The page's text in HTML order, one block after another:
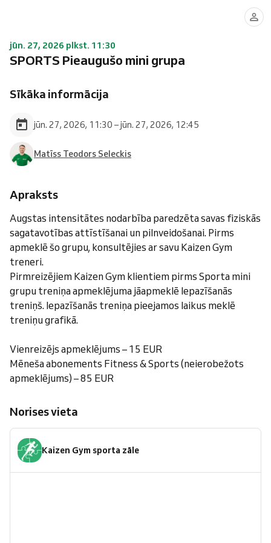
jūn. 27, 2026 plkst. 11:30
SPORTS Pieaugušo mini grupa
Sīkāka informācija
jūn. 27, 2026, 11:30 – jūn. 27, 2026, 12:45
Matīss Teodors Seleckis
Apraksts
Augstas intensitātes nodarbība paredzēta savas fiziskās
sagatavotības attīstīšanai un pilnveidošanai. Pirms
apmeklē šo grupu, konsultējies ar savu Kaizen Gym
treneri.
Pirmreizējiem Kaizen Gym klientiem pirms Sporta mini
grupu treniņa apmeklējuma jāapmeklē Iepazīšanās
treniņš. Iepazīšanās treniņa pieejamos laikus meklē
treniņu grafikā.
Vienreizējs apmeklējums – 15 EUR
Mēneša abonements Fitness & Sports (neierobežots
apmeklējums) – 85 EUR
Norises vieta
Kaizen Gym sporta zāle